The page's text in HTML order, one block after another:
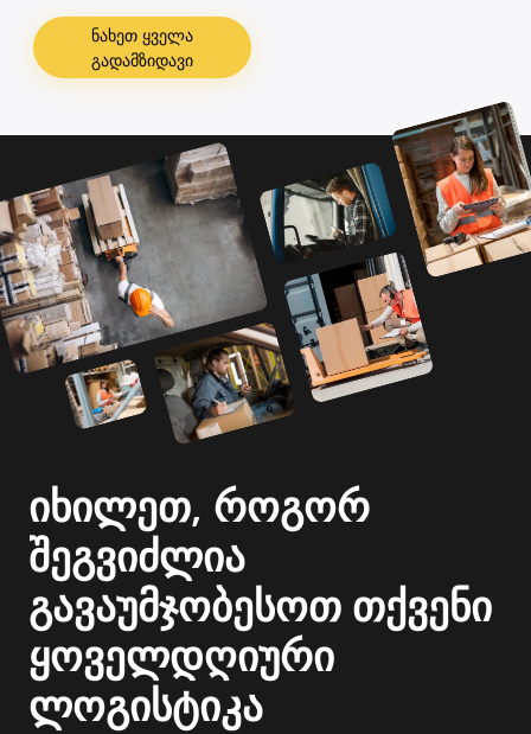
ნახეთ ყველა
გადამზიდავი
იხილეთ, როგორ
შეგვიძლია
გავაუმჯობესოთ თქვენი
ყოველდღიური
ლოგისტიკა